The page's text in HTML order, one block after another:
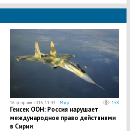
16 февраля 2016, 11:43 —Мир 158
Генсек ООН: Россия нарушает
международное право действиями
в Сирии